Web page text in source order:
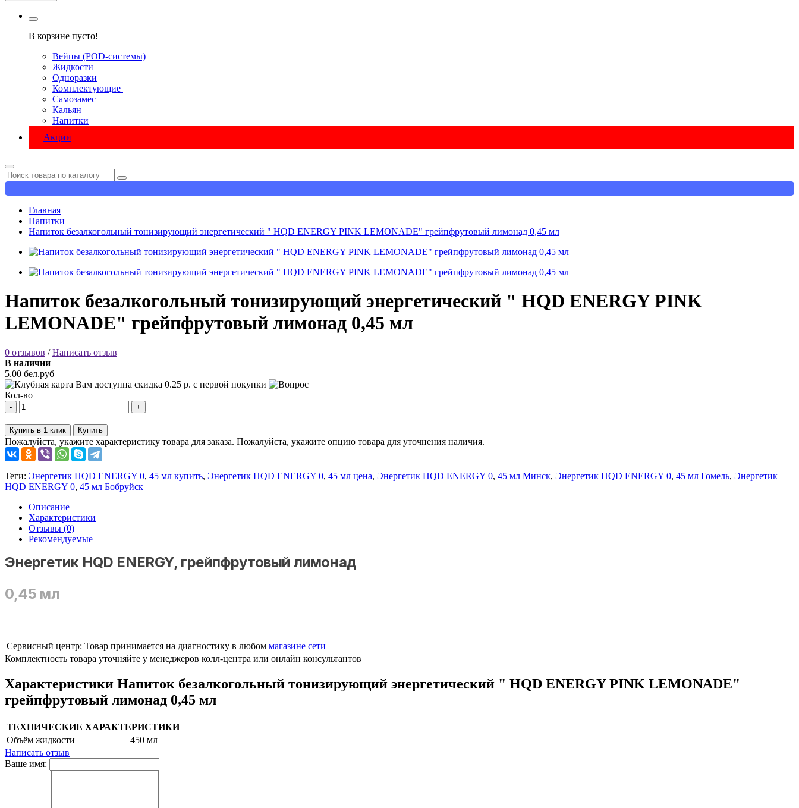
В корзине пусто!
Вейпы (POD-системы)
Жидкости
Одноразки
Комплектующие
Самозамес
Кальян
Напитки
Акции
Главная
Напитки
Напиток безалкогольный тонизирующий энергетический " HQD ENERGY PINK LEMONADE" грейпфрутовый лимонад 0,45 мл
Напиток безалкогольный тонизирующий энергетический " HQD ENERGY PINK
LEMONADE" грейпфрутовый лимонад 0,45 мл
0 отзывов /Написать отзыв
В наличии
5.00 бел.руб
Вам доступна скидка 0.25 р. с первой покупки
Кол-во
- +
Купить в 1 клик Купить
Пожалуйста, укажите характеристику товара для заказа. Пожалуйста, укажите опцию товара для уточнения наличия.
Теги: Энергетик HQD ENERGY 0, 45 мл купить, Энергетик HQD ENERGY 0, 45 мл цена, Энергетик HQD ENERGY 0, 45 мл Минск, Энергетик HQD ENERGY 0, 45 мл Гомель, Энергетик
HQD ENERGY 0, 45 мл Бобруйск
Описание
Характеристики
Отзывы (0)
Рекомендуемые
Энергетик HQD ENERGY, грейпфрутовый лимонад
0,45 мл
Сервисный центр: Товар принимается на диагностику в любом магазине сети
Комплектность товара уточняйте у менеджеров колл-центра или онлайн консультантов
Характеристики Напиток безалкогольный тонизирующий энергетический " HQD ENERGY PINK LEMONADE"
грейпфрутовый лимонад 0,45 мл
ТЕХНИЧЕСКИЕ ХАРАКТЕРИСТИКИ
Объём жидкости
450 мл
Написать отзыв
Ваше имя: